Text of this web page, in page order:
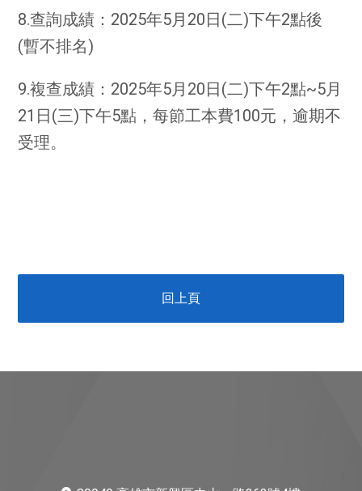
8.查詢成績：2025年5月20日(二)下午2點後
(暫不排名)
9.複查成績：2025年5月20日(二)下午2點~5月
21日(三)下午5點，每節工本費100元，逾期不
受理。
回上頁